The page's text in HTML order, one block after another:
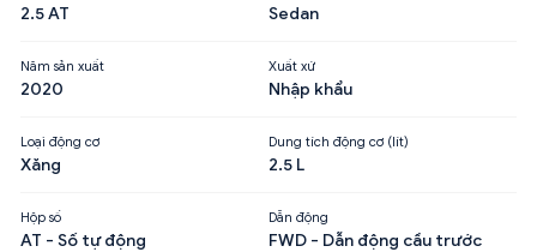
2.5 AT Sedan
Năm sản xuất
2020
Xuất xứ
Nhập khẩu
Loại động cơ
Xăng
Dung tích động cơ (lít)
2.5 L
Hộp số
AT - Số tự động
Dẫn động
FWD - Dẫn động cầu trước